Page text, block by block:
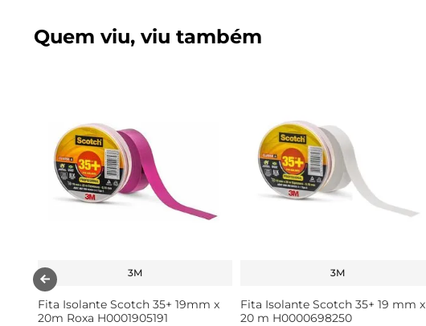
Quem viu, viu também
3M
Fita Isolante Scotch 35+ 19mm x
20m Roxa H0001905191
3M
Fita Isolante Scotch 35+ 19 mm x
20 m H0000698250